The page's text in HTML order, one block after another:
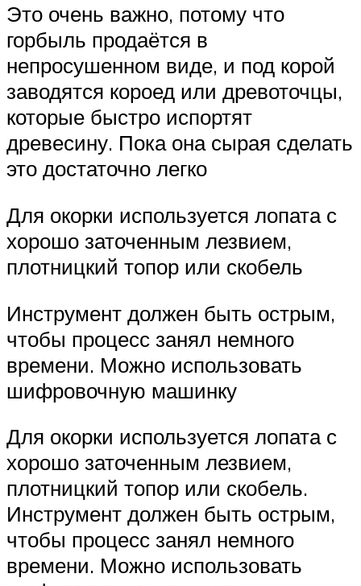
Это очень важно, потому что
горбыль продаётся в
непросушенном виде, и под корой
заводятся короед или древоточцы,
которые быстро испортят
древесину. Пока она сырая сделать
это достаточно легко
Для окорки используется лопата с
хорошо заточенным лезвием,
плотницкий топор или скобель
Инструмент должен быть острым,
чтобы процесс занял немного
времени. Можно использовать
шифровочную машинку
Для окорки используется лопата с
хорошо заточенным лезвием,
плотницкий топор или скобель.
Инструмент должен быть острым,
чтобы процесс занял немного
времени. Можно использовать